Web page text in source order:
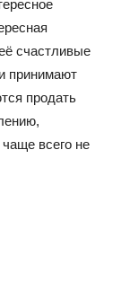
счастливые
принимают
продать
всего не